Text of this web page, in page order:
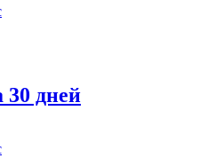
30 дней